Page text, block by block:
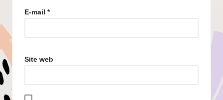
E-mail *
Site web